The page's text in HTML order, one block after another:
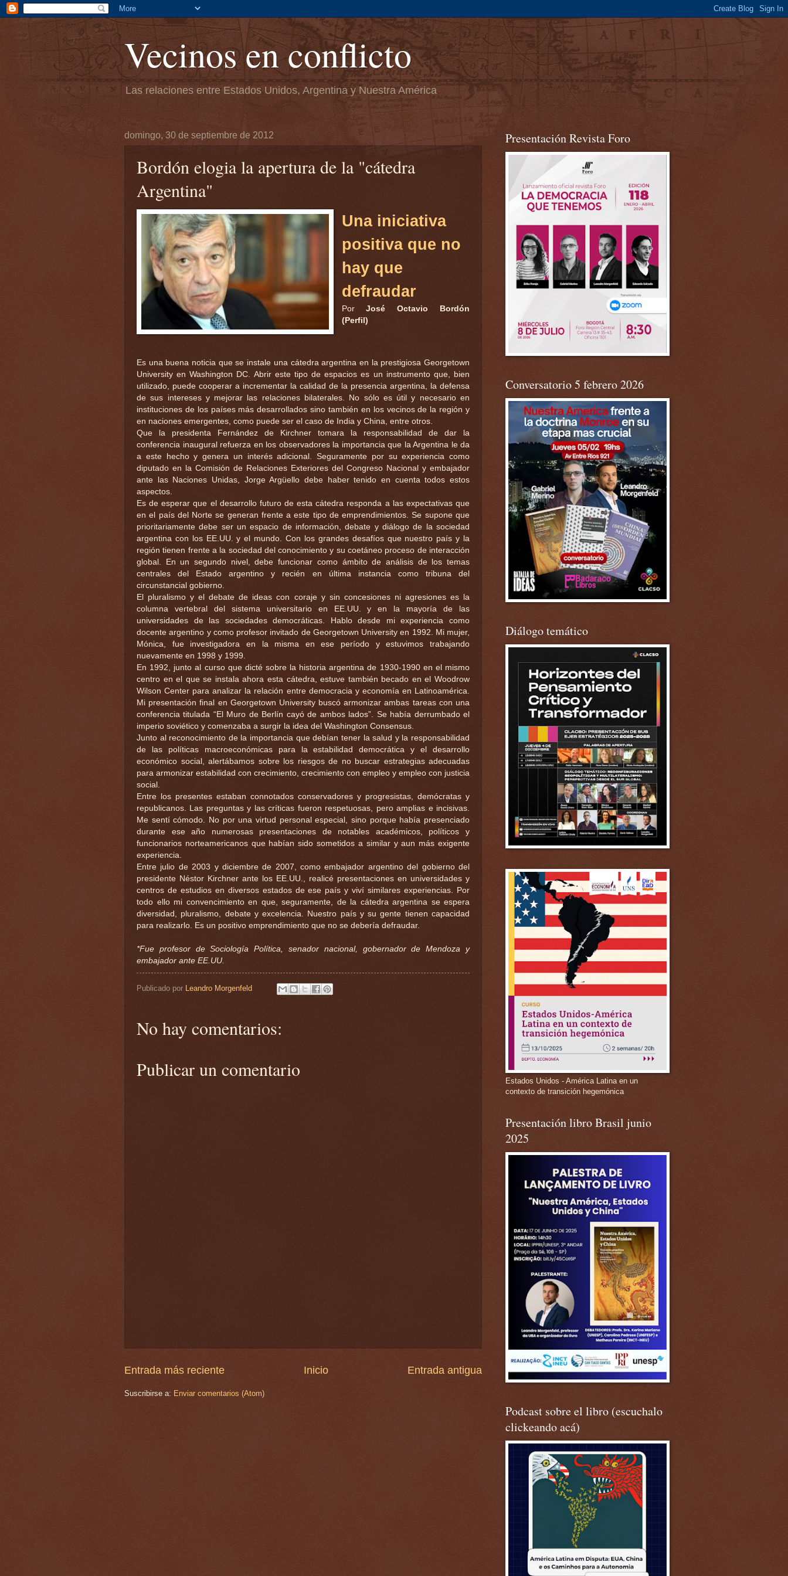
Vecinos en conflicto
Las relaciones entre Estados Unidos, Argentina y Nuestra América
domingo, 30 de septiembre de 2012
Bordón elogia la apertura de la "cátedra
Argentina"
Una iniciativa
positiva que no
hay que
defraudar
PorJosé Octavio Bordón
(Perfil)
Es una buena noticia que se instale una cátedra argentina en la prestigiosa Georgetown
University en Washington DC. Abrir este tipo de espacios es un instrumento que, bien
utilizado, puede cooperar a incrementar la calidad de la presencia argentina, la defensa
de sus intereses y mejorar las relaciones bilaterales. No sólo es útil y necesario en
instituciones de los países más desarrollados sino también en los vecinos de la región y
en naciones emergentes, como puede ser el caso de India y China, entre otros.
Que la presidenta Fernández de Kirchner tomara la responsabilidad de dar la
conferencia inaugural refuerza en los observadores la importancia que la Argentina le da
a este hecho y genera un interés adicional. Seguramente por su experiencia como
diputado en la Comisión de Relaciones Exteriores del Congreso Nacional y embajador
ante las Naciones Unidas, Jorge Argüello debe haber tenido en cuenta todos estos
aspectos.
Es de esperar que el desarrollo futuro de esta cátedra responda a las expectativas que
en el país del Norte se generan frente a este tipo de emprendimientos. Se supone que
prioritariamente debe ser un espacio de información, debate y diálogo de la sociedad
argentina con los EE.UU. y el mundo. Con los grandes desafíos que nuestro país y la
región tienen frente a la sociedad del conocimiento y su coetáneo proceso de interacción
global. En un segundo nivel, debe funcionar como ámbito de análisis de los temas
centrales del Estado argentino y recién en última instancia como tribuna del
circunstancial gobierno.
El pluralismo y el debate de ideas con coraje y sin concesiones ni agresiones es la
columna vertebral del sistema universitario en EE.UU. y en la mayoría de las
universidades de las sociedades democráticas. Hablo desde mi experiencia como
docente argentino y como profesor invitado de Georgetown University en 1992. Mi mujer,
Mónica, fue investigadora en la misma en ese período y estuvimos trabajando
nuevamente en 1998 y 1999.
En 1992, junto al curso que dicté sobre la historia argentina de 1930-1990 en el mismo
centro en el que se instala ahora esta cátedra, estuve también becado en el Woodrow
Wilson Center para analizar la relación entre democracia y economía en Latinoamérica.
Mi presentación final en Georgetown University buscó armonizar ambas tareas con una
conferencia titulada “El Muro de Berlín cayó de ambos lados”. Se había derrumbado el
imperio soviético y comenzaba a surgir la idea del Washington Consensus.
Junto al reconocimiento de la importancia que debían tener la salud y la responsabilidad
de las políticas macroeconómicas para la estabilidad democrática y el desarrollo
económico social, alertábamos sobre los riesgos de no buscar estrategias adecuadas
para armonizar estabilidad con crecimiento, crecimiento con empleo y empleo con justicia
social.
Entre los presentes estaban connotados conservadores y progresistas, demócratas y
republicanos. Las preguntas y las críticas fueron respetuosas, pero amplias e incisivas.
Me sentí cómodo. No por una virtud personal especial, sino porque había presenciado
durante ese año numerosas presentaciones de notables académicos, políticos y
funcionarios norteamericanos que habían sido sometidos a similar y aun más exigente
experiencia.
Entre julio de 2003 y diciembre de 2007, como embajador argentino del gobierno del
presidente Néstor Kirchner ante los EE.UU., realicé presentaciones en universidades y
centros de estudios en diversos estados de ese país y viví similares experiencias. Por
todo ello mi convencimiento en que, seguramente, de la cátedra argentina se espera
diversidad, pluralismo, debate y excelencia. Nuestro país y su gente tienen capacidad
para realizarlo. Es un positivo emprendimiento que no se debería defraudar.
*Fue profesor de Sociología Política, senador nacional, gobernador de Mendoza y
embajador ante EE.UU.
Publicado por Leandro Morgenfeld
No hay comentarios:
Publicar un comentario
Entrada más reciente Entrada antigua
Inicio
Suscribirse a: Enviar comentarios (Atom)
Presentación Revista Foro
Conversatorio 5 febrero 2026
Diálogo temático
Estados Unidos - América Latina en un
contexto de transición hegemónica
Presentación libro Brasil junio
2025
Podcast sobre el libro (escuchalo
clickeando acá)